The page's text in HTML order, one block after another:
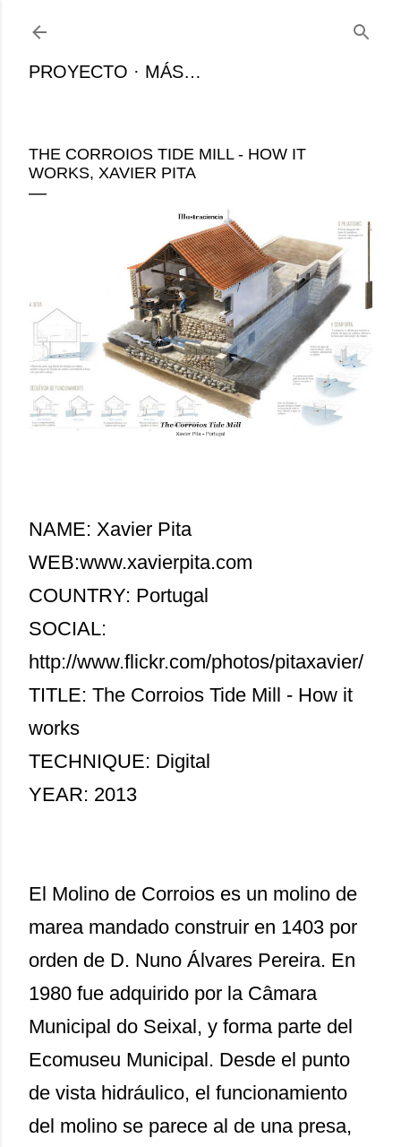
Ir al contenido principal
PROYECTO MÁS…
THE CORROIOS TIDE MILL - HOW IT
WORKS, XAVIER PITA
NAME: Xavier Pita
WEB:www.xavierpita.com
COUNTRY: Portugal
SOCIAL:
http://www.flickr.com/photos/pitaxavier/
TITLE: The Corroios Tide Mill - How it
works
TECHNIQUE: Digital
YEAR: 2013
El Molino de Corroios es un molino de
marea mandado construir en 1403 por
orden de D. Nuno Álvares Pereira. En
1980 fue adquirido por la Câmara
Municipal do Seixal, y forma parte del
Ecomuseu Municipal. Desde el punto
de vista hidráulico, el funcionamiento
del molino se parece al de una presa,